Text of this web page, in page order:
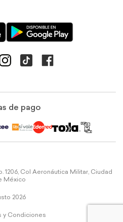
de pago
1206, Col Aeronáutica Militar, Ciudad
México
2026
y Condiciones